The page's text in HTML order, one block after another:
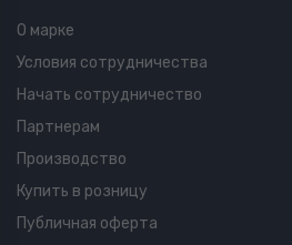
О марке
Условия сотрудничества
Начать сотрудничество
Партнерам
Производство
Купить в розницу
Публичная оферта